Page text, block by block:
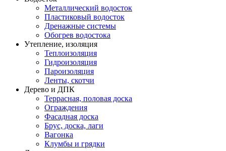
Металлический водосток
Пластиковый водосток
Дренажные системы
Обогрев водостока
Утепление, изоляция
Теплоизоляция
Гидроизоляция
Пароизоляция
Ленты, скотчи
Дерево и ДПК
Террасная, половая доска
Ограждения
Фасадная доска
Брус, доска, лаги
Вагонка
Клумбы и грядки